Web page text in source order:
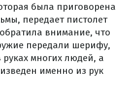
была приговорена
передает пистолет
внимание, что
передали шерифу,
многих людей, а
именно из рук